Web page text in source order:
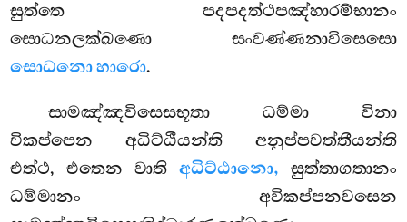
සුත්තෙ පදපදත්ථපඤ්හාරම්භානං
සොධනලක්ඛණො සංවණ්ණනාවිසෙසො
සොධනො හාරො.
සාමඤ්ඤවිසෙසභූතා ධම්මා විනා
විකප්පෙන අධිට්ඨීයන්ති අනුප්පවත්තීයන්ති
එත්ථ, එතෙන වාති අධිට්ඨානො, සුත්තාගතානං
ධම්මානං අවිකප්පනවසෙන